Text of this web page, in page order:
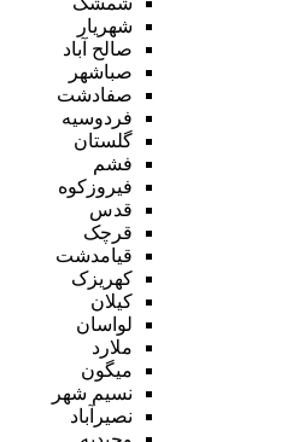
شهریار
صالح آباد
صباشهر
صفادشت
فردوسیه
گلستان
فشم
فیروزکوه
قدس
قرچک
قیامدشت
کهریزک
کیلان
لواسان
ملارد
میگون
نسیم شهر
نصیرآباد